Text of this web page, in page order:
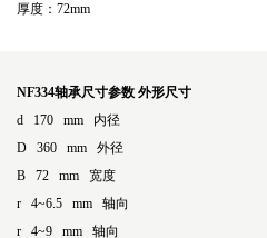
厚度：72mm
NF334轴承尺寸参数 外形尺寸
d 170 mm 内径
D 360 mm 外径
B 72 mm 宽度
r 4~6.5 mm 轴向
r 4~9 mm 轴向